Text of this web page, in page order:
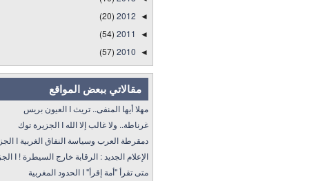
◄
2012
(20)
◄
2011
(54)
◄
2010
(57)
مقالاتي ببعض المواقع
مهلا أيها المنفى.. تريث I العيون بريس
غرناطة.. ولا غالب إلا الله I الجزيرة توك
دمقرطة العرب وسياسة النفاق الغربية I الجزيرة توك
الإعلام الجديد : الرقابة خارج السيطرة ! I الجزيرة توك
متى تقرأ "أمة إقرأ" I الحدود المغربية